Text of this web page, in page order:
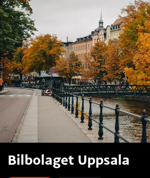
Bilbolaget Uppsala